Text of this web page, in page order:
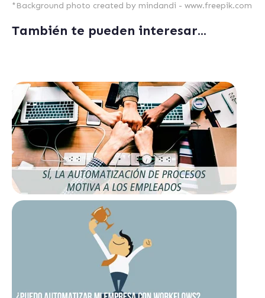
*Background photo created by mindandi - www.freepik.com
También te pueden interesar...